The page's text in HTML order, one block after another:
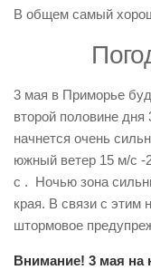
В общем самый
3 мая в Приморье
второй половине дня
начнется очень
южный ветер 15 м/с -
с . Ночью зона
края. В связи с этим
штормовое
Внимание! 3 мая на